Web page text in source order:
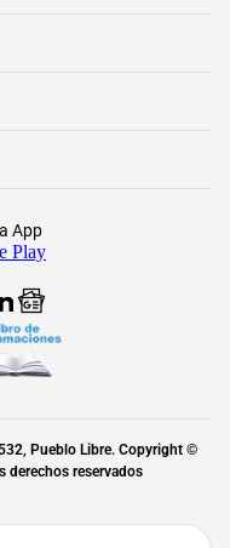
App
Play
Pueblo Libre. Copyright ©
derechos reservados